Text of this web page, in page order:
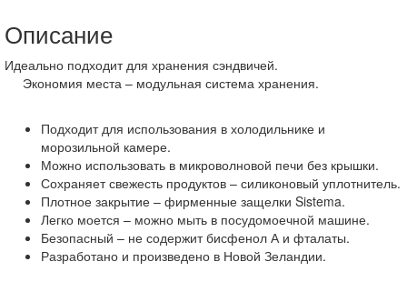
Описание
Идеально подходит для хранения сэндвичей.
Экономия места – модульная система хранения.
Подходит для использования в холодильнике и
морозильной камере.
Можно использовать в микроволновой печи без крышки.
Сохраняет свежесть продуктов – силиконовый уплотнитель.
Плотное закрытие – фирменные защелки Sistema.
Легко моется – можно мыть в посудомоечной машине.
Безопасный – не содержит бисфенол А и фталаты.
Разработано и произведено в Новой Зеландии.